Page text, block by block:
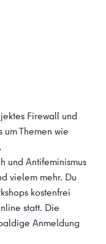
Firewall und
Themen wie
und Antifeminismus
vielem mehr. Du
kostenfrei
statt. Die
Anmeldung